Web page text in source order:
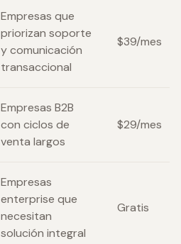
Empresas que
priorizan soporte
y comunicación
transaccional
$39/mes
Empresas B2B
con ciclos de
venta largos
$29/mes
Empresas
enterprise que
necesitan
solución integral
Gratis